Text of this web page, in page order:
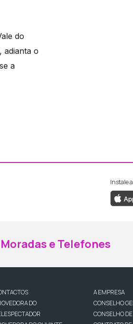
do
adianta o
a
ao Facebook da RTP
ao Instagram da
Instale
Moradas e Telefones
DO
A EMPRESA
CONSELHO
CONSELHO